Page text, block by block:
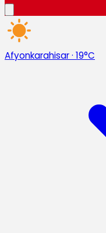
Afyonkarahisar· 19°C